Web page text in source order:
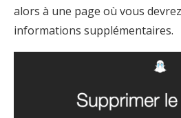
alors à une page où vous
informations supplémentaires.